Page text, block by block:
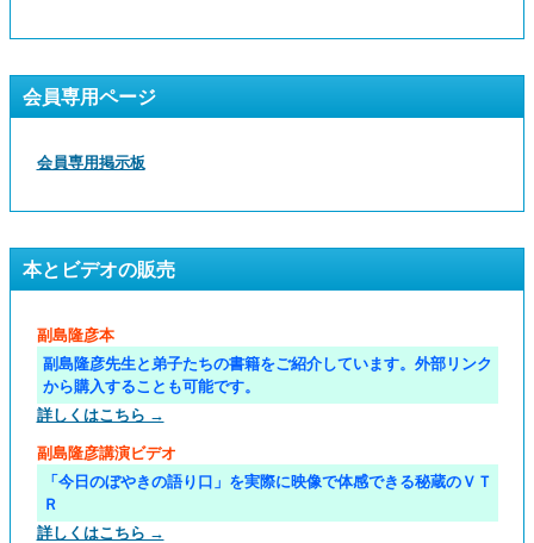
会員専用ページ
会員専用掲示板
本とビデオの販売
副島隆彦本
副島隆彦先生と弟子たちの書籍をご紹介しています。外部リンク
から購入することも可能です。
詳しくはこちら →
副島隆彦講演ビデオ
「今日のぼやきの語り口」を実際に映像で体感できる秘蔵のＶＴ
Ｒ
詳しくはこちら →